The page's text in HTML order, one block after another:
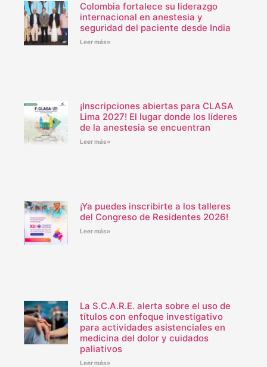
Colombia fortalece su liderazgo
internacional en anestesia y
seguridad del paciente desde India
Leer más»
¡Inscripciones abiertas para CLASA
Lima 2027! El lugar donde los líderes
de la anestesia se encuentran
Leer más»
¡Ya puedes inscribirte a los talleres
del Congreso de Residentes 2026!
Leer más»
La S.C.A.R.E. alerta sobre el uso de
títulos con enfoque investigativo
para actividades asistenciales en
medicina del dolor y cuidados
paliativos
Leer más»